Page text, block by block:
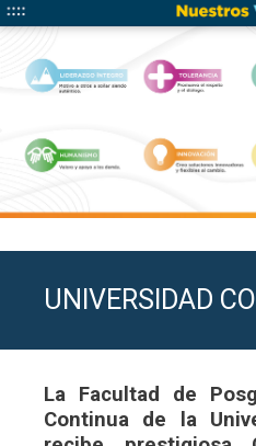
UNIVERSIDAD
La Facultad de
Continua de la